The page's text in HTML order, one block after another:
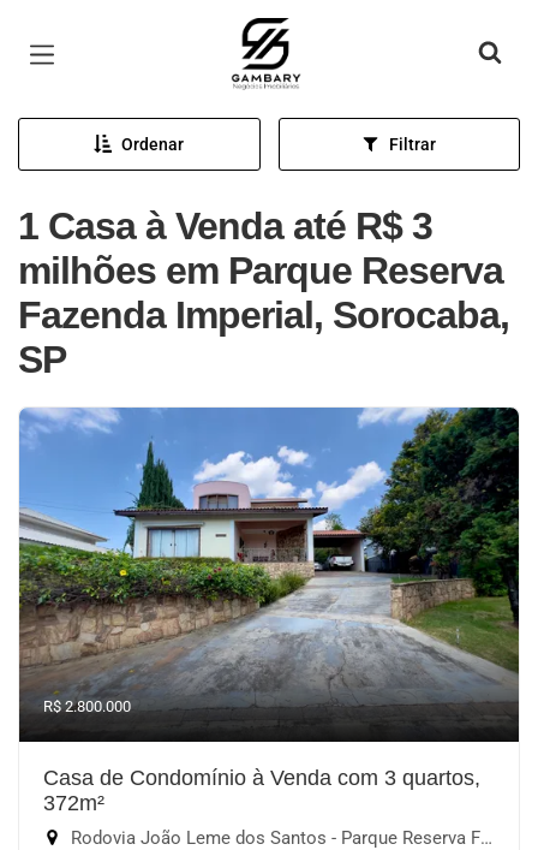
Página inicial
Ordenar Filtrar
1 Casa à Venda até R$ 3
milhões em Parque Reserva
Fazenda Imperial, Sorocaba,
SP
R$ 2.800.000
Casa de Condomínio à Venda com 3 quartos,
372m²
Rodovia João Leme dos Santos - Parque Reserva Fazenda Imperial, Sorocaba-SP